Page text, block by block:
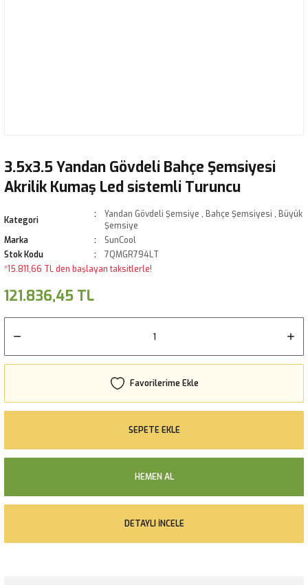
3.5x3.5 Yandan Gövdeli Bahçe Şemsiyesi
Akrilik Kumaş Led sistemli Turuncu
Kategori
Yandan Gövdeli Şemsiye , Bahçe Şemsiyesi , Büyük
Şemsiye
Marka
SunCool
Stok Kodu
7QMGR794LT
*15.811,66 TL den başlayan taksitlerle!
121.836,45 TL
SEPETE EKLE
HEMEN AL
DETAYLI İNCELE